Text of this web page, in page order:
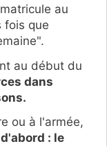
au
fois que
au début du
dans
ou à l'armée,
: le